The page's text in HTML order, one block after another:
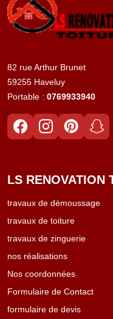
82 rue Arthur Brunet
59255 Haveluy
Portable : 0769933940
LS RENOVATION
travaux de démoussage
travaux de toiture
travaux de zinguerie
nos réalisations
Nos coordonnées
Formulaire de Contact
formulaire de devis